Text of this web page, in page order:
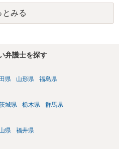
い」という旨の連絡を入れておく
権の請求と婚約破棄の慰謝料請求
が、事実上の繋がりがないわけで
謝料も払う必要が生じるという可
だし、法律上重婚は認められてい
するかといわれると、成立しない
ることがほとんどです。 清算条項
ってお互いに今後一切請求しな
ります。 上記はあくまでも一般論
相談すべき事案かと存じますの
勧めいたします。
とみる
弁護士を探す
県 山形県 福島県
城県 栃木県 群馬県
県 福井県